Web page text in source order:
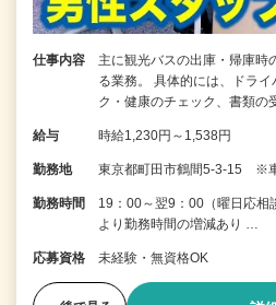
仕事内容
主に観光バスの出庫・帰庫時
る業務。 具体的には、ドラ
ク・健康のチェック、書類
給与 時給1,230円～1,538円
勤務地 東京都町田市鶴間5-3-15 ※
勤務時間
19：00～翌9：00（曜日応
より勤務時間の増減あり …
応募資格 未経験・無資格OK